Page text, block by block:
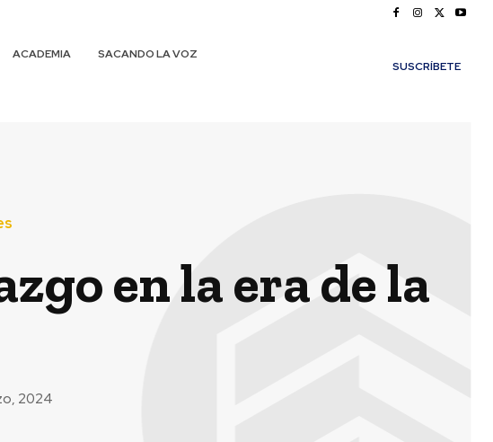
ACADEMIA
SACANDO LA VOZ
SUSCRÍBETE
en la era de la
2024